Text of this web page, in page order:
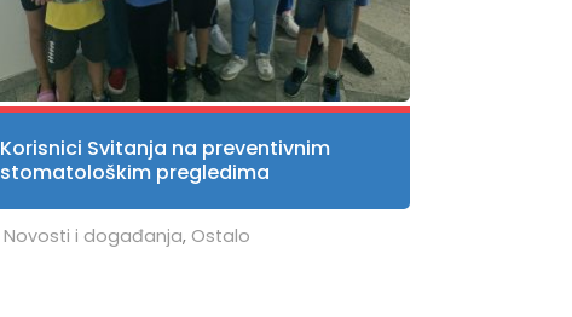
Korisnici Svitanja na preventivnim
stomatološkim pregledima
Novosti i događanja, Ostalo